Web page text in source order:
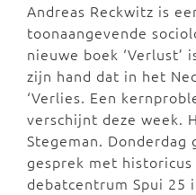
Andreas Reckwitz is
toonaangevende
nieuwe boek ‘Verlust’
zijn hand dat in het
‘Verlies. Een
verschijnt deze week.
Stegeman. Donderdag
gesprek met
debatcentrum Spui 25